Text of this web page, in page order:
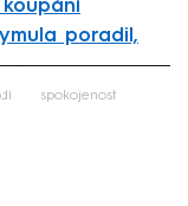
poradil,
spokojenost